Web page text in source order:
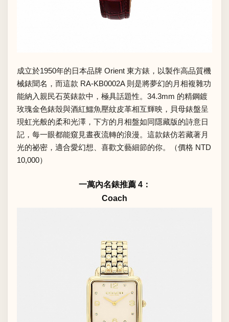
成立於1950年的日本品牌 Orient 東方錶，以製作高品質機
械錶聞名，而這款 RA-KB0002A 則是將夢幻的月相複雜功
能納入親民石英錶款中，極具話題性。34.3mm 的精鋼鍍
玫瑰金色錶殼與酒紅鱷魚壓紋皮革相互輝映，貝母錶盤呈
現虹光般的柔和光澤，下方的月相盤如同隱藏版的詩意日
記，每一眼都能窺見晝夜流轉的浪漫。這款錶仿若藏著月
光的祕密，適合愛幻想、喜歡文藝細節的你。（價格 NTD
10,000）
一萬內名錶推薦 4：
Coach